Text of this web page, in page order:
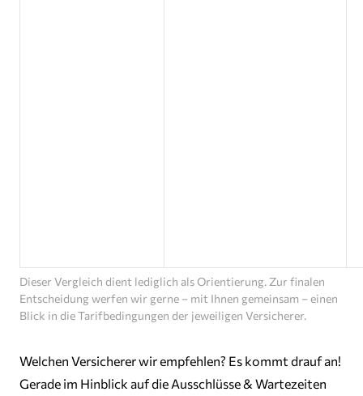
Dieser Vergleich dient lediglich als Orientierung. Zur finalen
Entscheidung werfen wir gerne – mit Ihnen gemeinsam – einen
Blick in die Tarifbedingungen der jeweiligen Versicherer.
Welchen Versicherer wir empfehlen? Es kommt drauf an!
Gerade im Hinblick auf die Ausschlüsse & Wartezeiten